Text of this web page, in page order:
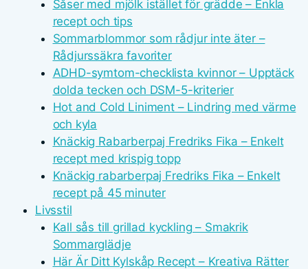
Såser med mjölk istället för grädde – Enkla
recept och tips
Sommarblommor som rådjur inte äter –
Rådjurssäkra favoriter
ADHD-symtom-checklista kvinnor – Upptäck
dolda tecken och DSM-5-kriterier
Hot and Cold Liniment – Lindring med värme
och kyla
Knäckig Rabarberpaj Fredriks Fika – Enkelt
recept med krispig topp
Knäckig rabarberpaj Fredriks Fika – Enkelt
recept på 45 minuter
Livsstil
Kall sås till grillad kyckling – Smakrik
Sommarglädje
Här Är Ditt Kylskåp Recept – Kreativa Rätter